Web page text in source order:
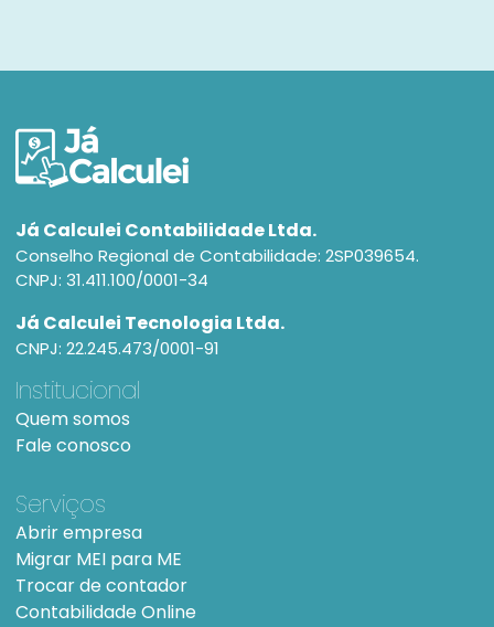
Já Calculei Contabilidade Ltda.
Conselho Regional de Contabilidade: 2SP039654.
CNPJ: 31.411.100/0001-34
Já Calculei Tecnologia Ltda.
CNPJ: 22.245.473/0001-91
Institucional
Quem somos
Fale conosco
Serviços
Abrir empresa
Migrar MEI para ME
Trocar de contador
Contabilidade Online